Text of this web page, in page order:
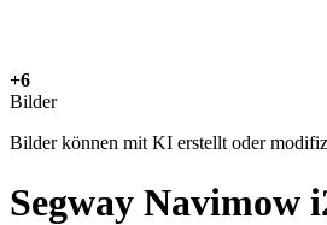
+6
Bilder
Bilder können mit KI erstellt oder
Segway Navimow